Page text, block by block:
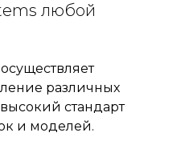
любой
различных
стандарт
и моделей.